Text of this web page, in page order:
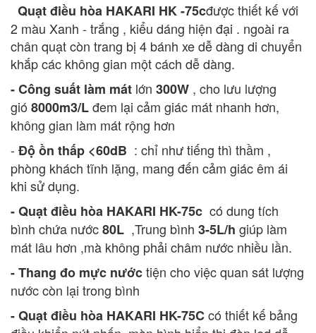
Quạt điều hòa HAKARI HK -75cđược thiết kế với
2 màu Xanh - trắng , kiểu dáng hiện đại . ngoài ra
chân quạt còn trang bị 4 bánh xe dễ dàng di chuyển
khắp các không gian một cách dễ dàng.
- Công suất làm mát lớn 300W , cho lưu lượng
gió 8000m3/Lđem lại cảm giác mát nhanh hơn,
không gian làm mát rộng hơn
- Độ ồn thấp <60dB : chỉ như tiếng thì thầm ,
phòng khách tĩnh lặng, mang đến cảm giác êm ái
khi sử dụng.
- Quạt điều hòa HAKARI HK-75c có dung tích
bình chứa nước80L ,Trung bình 3-5L/h giúp làm
mát lâu hơn ,mà không phải châm nước nhiều lần.
- Thang đo mực nướctiện cho việc quan sát lượng
nước còn lại trong bình
- Quạt điều hòa HAKARI HK-75Ccó thiết kế bảng